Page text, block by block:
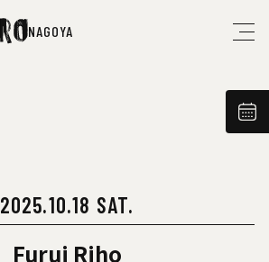
NAGOYA
2025.10.18 SAT.
Furui Riho